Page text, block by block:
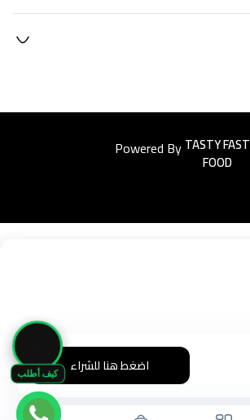
كيف أطلب اضغط هنا للشراء
Powered ByEasyorders